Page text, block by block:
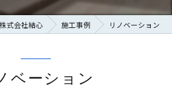
式会社結心 施工事例 リノベーション
ベーション